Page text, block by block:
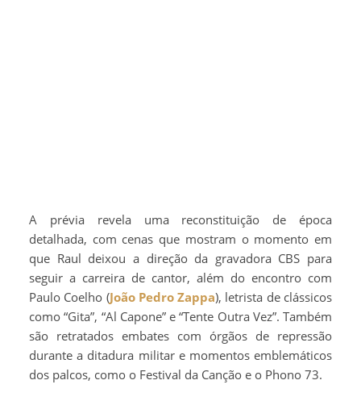
A prévia revela uma reconstituição de época
detalhada, com cenas que mostram o momento em
que Raul deixou a direção da gravadora CBS para
seguir a carreira de cantor, além do encontro com
Paulo Coelho (João Pedro Zappa), letrista de clássicos
como “Gita”, “Al Capone” e “Tente Outra Vez”. Também
são retratados embates com órgãos de repressão
durante a ditadura militar e momentos emblemáticos
dos palcos, como o Festival da Canção e o Phono 73.